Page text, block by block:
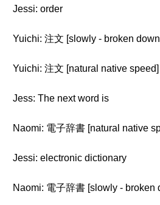
Jessi: order
Yuichi: 注文 [slowly - broken
Yuichi: 注文 [natural native speed]
Jess: The next word is
Naomi: 電子辞書 [natural native
Jessi: electronic dictionary
Naomi: 電子辞書 [slowly - broken